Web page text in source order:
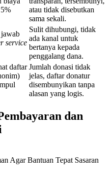
atau tidak disebutkan
sama sekali.
service
Sulit dihubungi, tidak
ada kanal untuk
bertanya kepada
penggalang dana.
daftar Jumlah donasi tidak
jelas, daftar donatur
disembunyikan tanpa
alasan yang logis.
dan